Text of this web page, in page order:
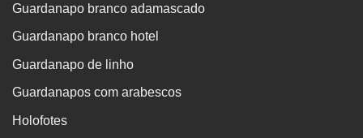
Guardanapo branco adamascado
Guardanapo branco hotel
Guardanapo de linho
Guardanapos com arabescos
Holofotes